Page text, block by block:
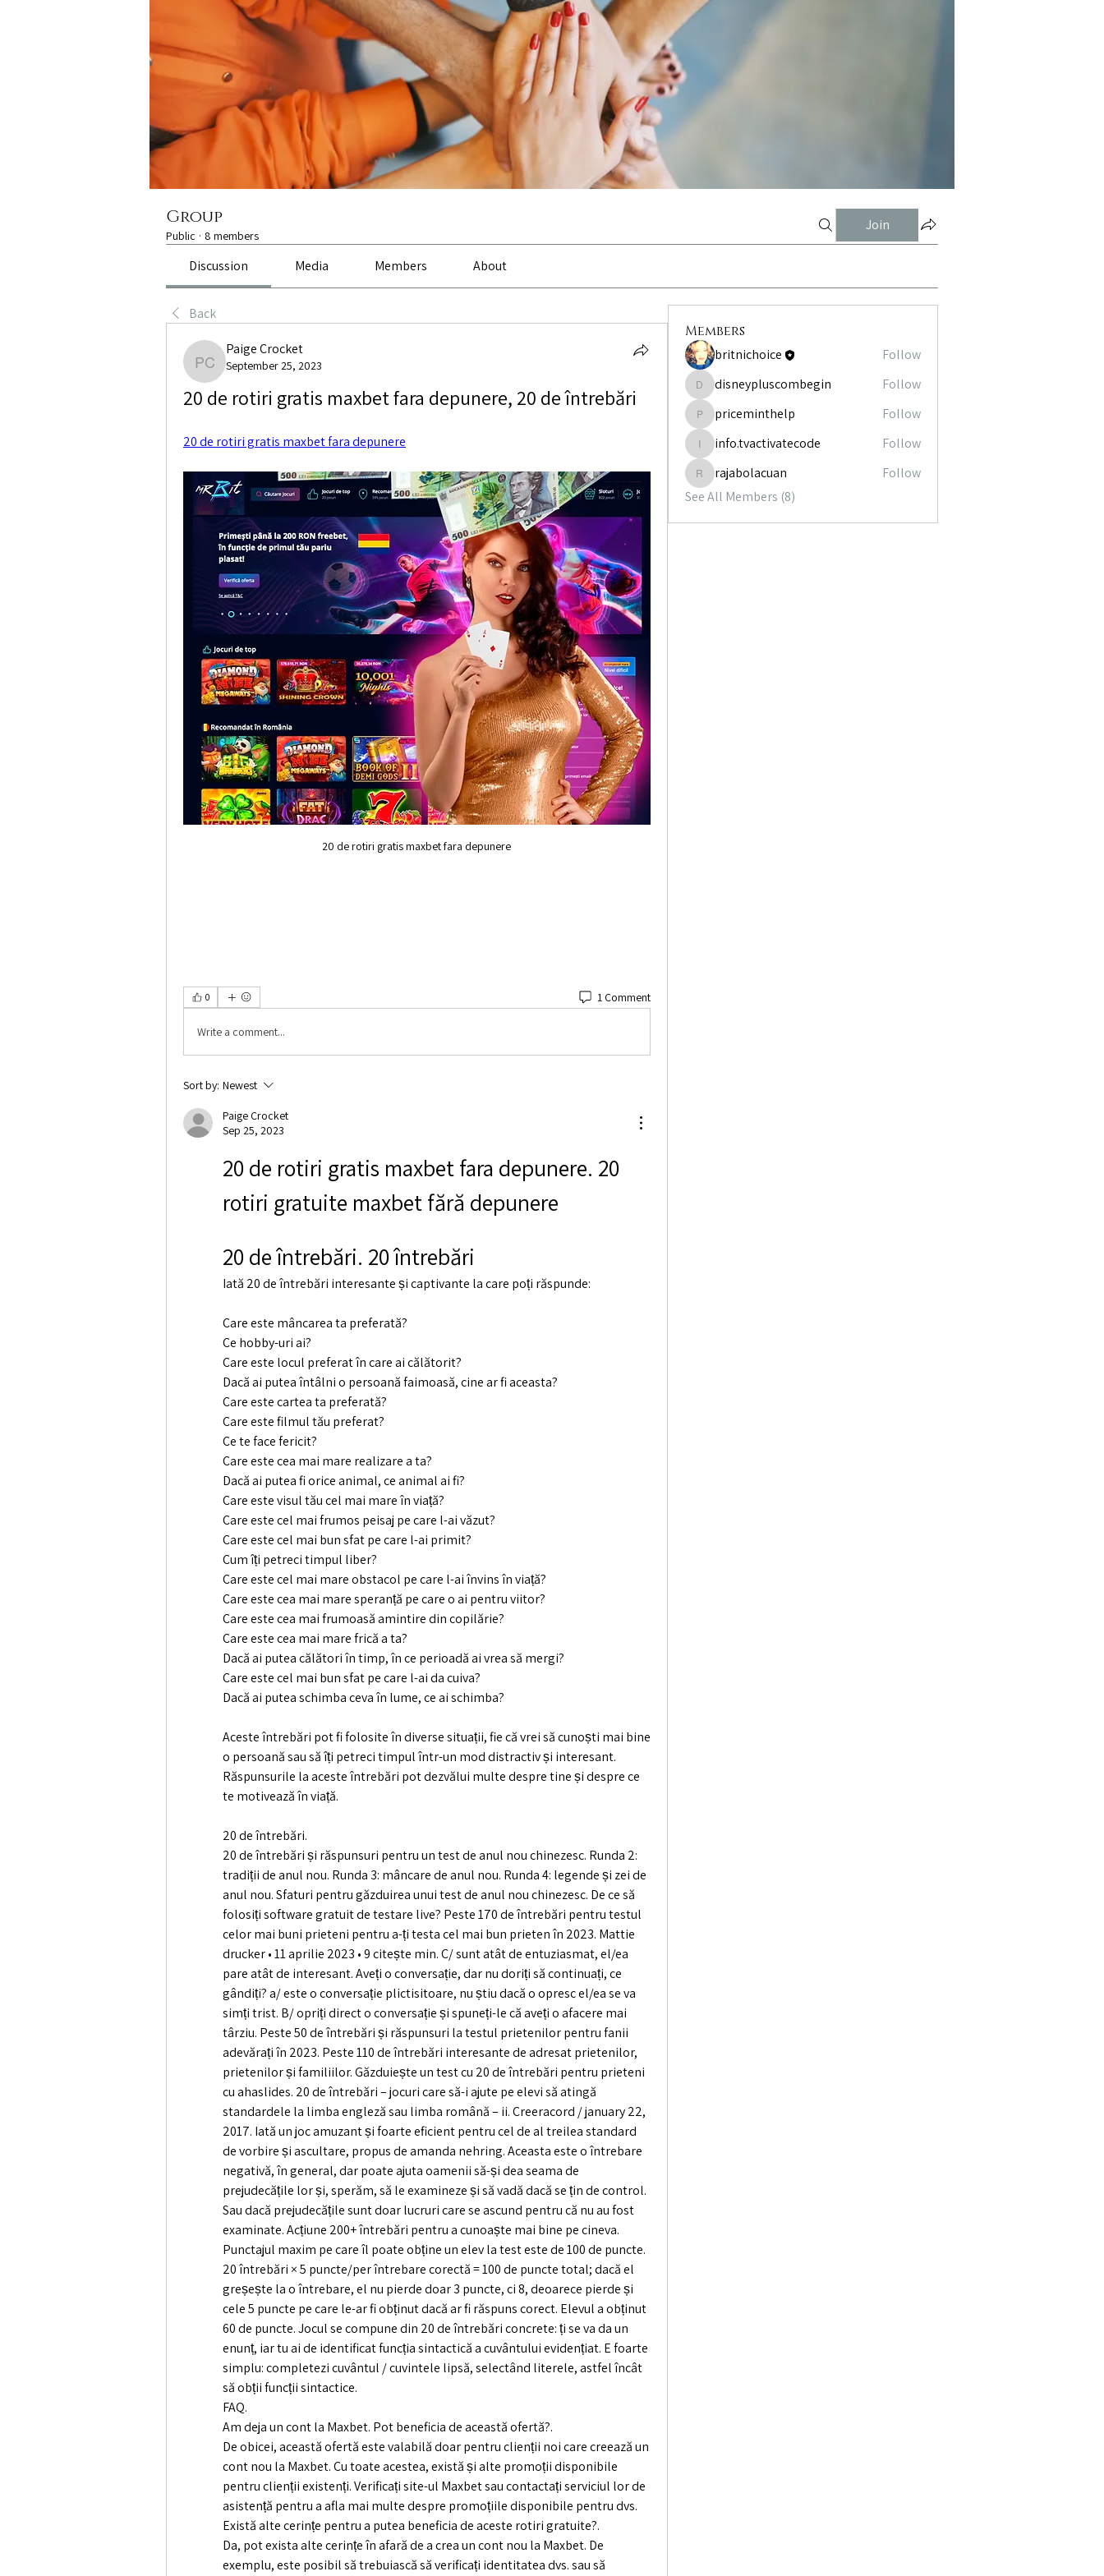
Group
Public · 8 members
Join
Discussion Media Members About
Back
Paige Crocket
Paige Crocket
September 25, 2023
20 de rotiri gratis maxbet fara depunere, 20 de întrebări
20 de rotiri gratis maxbet fara depunere
20 de rotiri gratis maxbet fara depunere
0 1 Comment
Write a comment...
Sort by: Newest
Paige Crocket
Sep 25, 2023
20 de rotiri gratis maxbet fara depunere. 20
rotiri gratuite maxbet fără depunere
20 de întrebări. 20 întrebări
Iată 20 de întrebări interesante și captivante la care poți răspunde:
Care este mâncarea ta preferată?
Ce hobby-uri ai?
Care este locul preferat în care ai călătorit?
Dacă ai putea întâlni o persoană faimoasă, cine ar fi aceasta?
Care este cartea ta preferată?
Care este filmul tău preferat?
Ce te face fericit?
Care este cea mai mare realizare a ta?
Dacă ai putea fi orice animal, ce animal ai fi?
Care este visul tău cel mai mare în viață?
Care este cel mai frumos peisaj pe care l-ai văzut?
Care este cel mai bun sfat pe care l-ai primit?
Cum îți petreci timpul liber?
Care este cel mai mare obstacol pe care l-ai învins în viață?
Care este cea mai mare speranță pe care o ai pentru viitor?
Care este cea mai frumoasă amintire din copilărie?
Care este cea mai mare frică a ta?
Dacă ai putea călători în timp, în ce perioadă ai vrea să mergi?
Care este cel mai bun sfat pe care l-ai da cuiva?
Dacă ai putea schimba ceva în lume, ce ai schimba?
Aceste întrebări pot fi folosite în diverse situații, fie că vrei să cunoști mai bine
o persoană sau să îți petreci timpul într-un mod distractiv și interesant.
Răspunsurile la aceste întrebări pot dezvălui multe despre tine și despre ce
te motivează în viață.
20 de întrebări.
20 de întrebări și răspunsuri pentru un test de anul nou chinezesc. Runda 2:
tradiții de anul nou. Runda 3: mâncare de anul nou. Runda 4: legende și zei de
anul nou. Sfaturi pentru găzduirea unui test de anul nou chinezesc. De ce să
folosiți software gratuit de testare live? Peste 170 de întrebări pentru testul
celor mai buni prieteni pentru a-ți testa cel mai bun prieten în 2023. Mattie
drucker • 11 aprilie 2023 • 9 citește min. C/ sunt atât de entuziasmat, el/ea
pare atât de interesant. Aveți o conversație, dar nu doriți să continuați, ce
gândiți? a/ este o conversație plictisitoare, nu știu dacă o opresc el/ea se va
simți trist. B/ opriți direct o conversație și spuneți-le că aveți o afacere mai
târziu. Peste 50 de întrebări și răspunsuri la testul prietenilor pentru fanii
adevărați în 2023. Peste 110 de întrebări interesante de adresat prietenilor,
prietenilor și familiilor. Găzduiește un test cu 20 de întrebări pentru prieteni
cu ahaslides. 20 de întrebări – jocuri care să-i ajute pe elevi să atingă
standardele la limba engleză sau limba română – ii. Creeracord / january 22,
2017. Iată un joc amuzant și foarte eficient pentru cel de al treilea standard
de vorbire și ascultare, propus de amanda nehring. Aceasta este o întrebare
negativă, în general, dar poate ajuta oamenii să-și dea seama de
prejudecățile lor și, sperăm, să le examineze și să vadă dacă se țin de control.
Sau dacă prejudecățile sunt doar lucruri care se ascund pentru că nu au fost
examinate. Acțiune 200+ întrebări pentru a cunoaște mai bine pe cineva.
Punctajul maxim pe care îl poate obține un elev la test este de 100 de puncte.
20 întrebări × 5 puncte/per întrebare corectă = 100 de puncte total; dacă el
greșește la o întrebare, el nu pierde doar 3 puncte, ci 8, deoarece pierde și
cele 5 puncte pe care le-ar fi obținut dacă ar fi răspuns corect. Elevul a obținut
60 de puncte. Jocul se compune din 20 de întrebări concrete: ți se va da un
enunț, iar tu ai de identificat funcția sintactică a cuvântului evidențiat. E foarte
simplu: completezi cuvântul / cuvintele lipsă, selectând literele, astfel încât
să obții funcții sintactice.
FAQ.
Am deja un cont la Maxbet. Pot beneficia de această ofertă?.
De obicei, această ofertă este valabilă doar pentru clienții noi care creează un
cont nou la Maxbet. Cu toate acestea, există și alte promoții disponibile
pentru clienții existenți. Verificați site-ul Maxbet sau contactați serviciul lor de
asistență pentru a afla mai multe despre promoțiile disponibile pentru dvs.
Există alte cerințe pentru a putea beneficia de aceste rotiri gratuite?.
Da, pot exista alte cerințe în afară de a crea un cont nou la Maxbet. De
exemplu, este posibil să trebuiască să verificați identitatea dvs. sau să
Members
britnichoice Follow
disneypluscombegin
disneypluscombegin Follow
priceminthelp
priceminthelp Follow
info.tvactivatecode
info.tvactivatecode Follow
rajabolacuan
rajabolacuan
Follow
See All Members (8)